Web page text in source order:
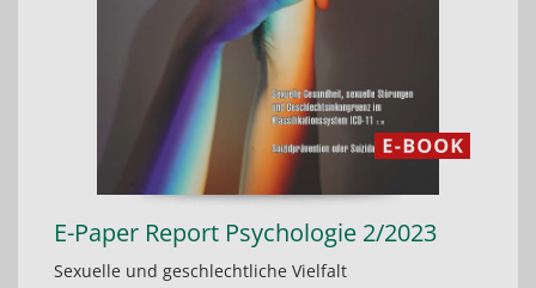
E-Paper Report Psychologie 2/2023
Sexuelle und geschlechtliche Vielfalt